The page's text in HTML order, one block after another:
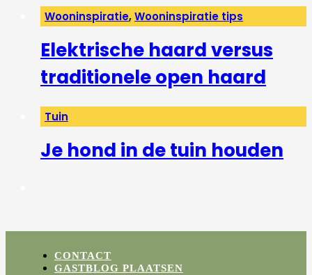
Wooninspiratie,Wooninspiratie tips
Elektrische haard versus
traditionele open haard
Tuin
Je hond in de tuin houden
CONTACT
GASTBLOG PLAATSEN